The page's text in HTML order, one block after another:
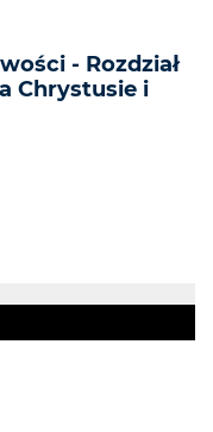
- Rozdział
Chrystusie i